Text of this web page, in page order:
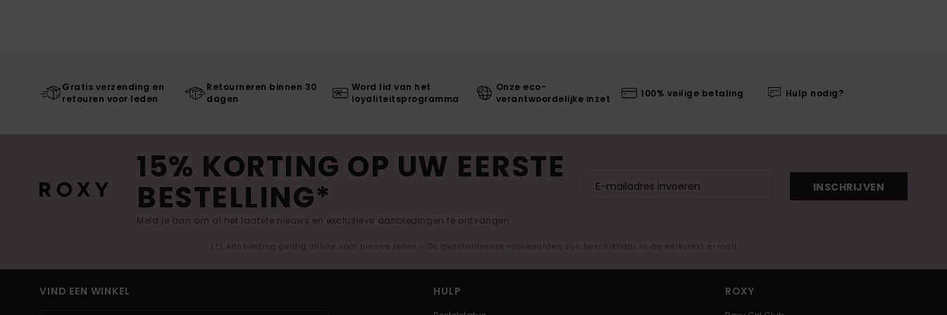
Gratis verzending en
retouren voor leden
Retourneren binnen 30
dagen
Word lid van het
loyaliteitsprogramma
Onze eco-
verantwoordelijke inzet
100% veilige betaling Hulp nodig?
15% KORTING OP UW EERSTE
BESTELLING*
Meld je aan om al het laatste nieuws en exclusieve aanbiedingen te ontvangen.
INSCHRIJVEN
(*) Aanbieding geldig online voor nieuwe leden - De gedetailleerde voorwaarden zijn beschikbaar in de welkomst e-mail
VIND EEN WINKEL HULP ROXY